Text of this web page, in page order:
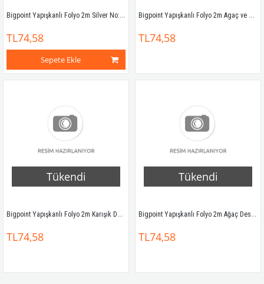
Bigpoint Yapışkanlı Folyo 2m Silver No:89
TL74,58
Sepete Ekle
Bigpoint Yapışkanlı Folyo 2m Agaç ve Mermer Desenler
TL74,58
Tükendi
Bigpoint Yapışkanlı Folyo 2m Karışık Desenler
TL74,58
Tükendi
Bigpoint Yapışkanlı Folyo 2m Ağaç Desen No:20
TL74,58